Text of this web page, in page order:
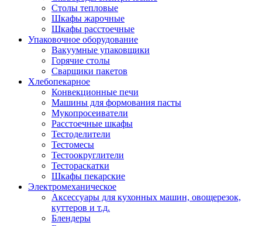
Столы тепловые
Шкафы жарочные
Шкафы расстоечные
Упаковочное оборудование
Вакуумные упаковщики
Горячие столы
Сварщики пакетов
Хлебопекарное
Конвекционные печи
Машины для формования пасты
Мукопросеиватели
Расстоечные шкафы
Тестоделители
Тестомесы
Тестоокруглители
Тестораскатки
Шкафы пекарские
Электромеханическое
Аксессуары для кухонных машин, овощерезок,
куттеров и т.д.
Блендеры